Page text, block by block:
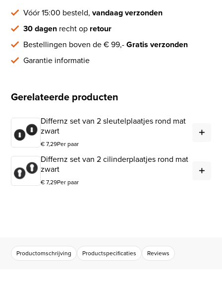
Vóór 15:00 besteld,vandaag verzonden
30 dagen recht op retour
Bestellingen boven de € 99,-Gratis verzonden
Garantie informatie
Gerelateerde producten
Differnz set van 2 sleutelplaatjes rond mat
zwart
€7,29Per paar
Differnz set van 2 cilinderplaatjes rond mat
zwart
€7,29Per paar
Productomschrijving Productspecificaties Reviews